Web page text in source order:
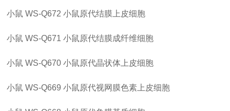
小鼠 WS-Q672 小鼠原代结膜上皮细胞
小鼠 WS-Q671 小鼠原代结膜成纤维细胞
小鼠 WS-Q670 小鼠原代晶状体上皮细胞
小鼠 WS-Q669 小鼠原代视网膜色素上皮细胞